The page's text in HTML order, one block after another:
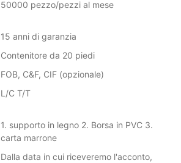
50000 pezzo/pezzi al mese
15 anni di garanzia
Contenitore da 20 piedi
FOB, C&F, CIF (opzionale)
L/C T/T
1. supporto in legno 2. Borsa in PVC 3.
carta marrone
Dalla data in cui riceveremo l'acconto,